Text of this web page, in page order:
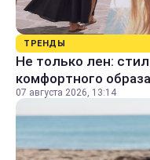
ТРЕНДЫ
Не только лен:
комфортного
07 августа 2026, 13:14